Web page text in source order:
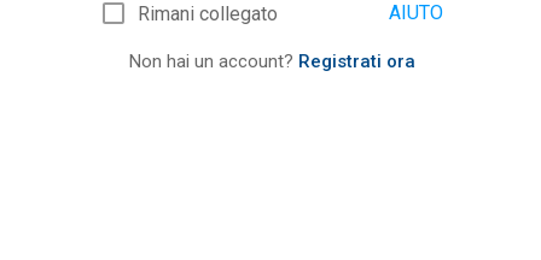
Rimani collegato AIUTO
Non hai un account? Registrati ora